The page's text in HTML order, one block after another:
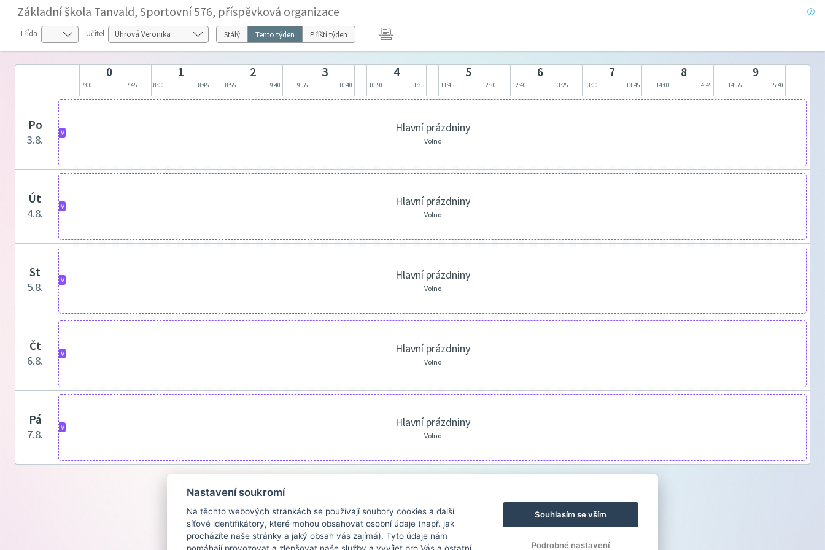
Základní škola Tanvald, Sportovní 576, příspěvková organizace
Třída Učitel Stálý Tento týden Příští týden
0
7:00 7:45
1
8:00 8:45
2
8:55 9:40
3
9:55 10:40
4
10:50 11:35
5
11:45 12:30
6
12:40 13:25
7
13:00 13:45
8
14:00 14:45
9
14:55 15:40
po
3.8.
V Hlavní prázdniny
Volno
út
4.8.
V Hlavní prázdniny
Volno
st
5.8.
V Hlavní prázdniny
Volno
čt
6.8.
V Hlavní prázdniny
Volno
pá
7.8.
V Hlavní prázdniny
Volno
Nastavení soukromí
Na těchto webových stránkách se používají soubory cookies a další
síťové identifikátory, které mohou obsahovat osobní údaje (např. jak
procházíte naše stránky a jaký obsah vás zajímá). Tyto údaje nám
Souhlasím se vším
Podrobné nastavení